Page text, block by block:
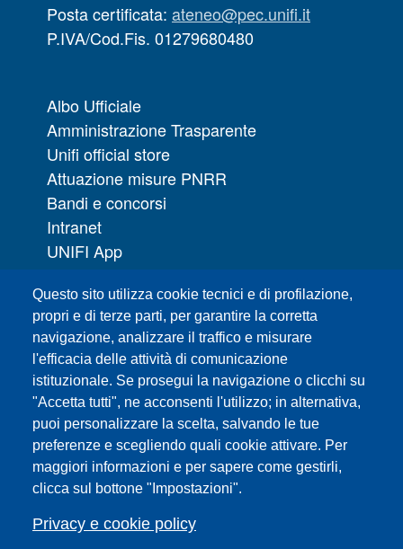
Questo sito utilizza cookie tecnici e di profilazione,
propri e di terze parti, per garantire la corretta
navigazione, analizzare il traffico e misurare
l'efficacia delle attività di comunicazione
istituzionale. Se prosegui la navigazione o clicchi su
"Accetta tutti", ne acconsenti l'utilizzo; in alternativa,
puoi personalizzare la scelta, salvando le tue
preferenze e scegliendo quali cookie attivare. Per
maggiori informazioni e per sapere come gestirli,
clicca sul bottone "Impostazioni".
Privacy e cookie policy
Posta certificata: ateneo@pec.unifi.it
P.IVA/Cod.Fis. 01279680480
Albo Ufficiale
Amministrazione Trasparente
Unifi official store
Attuazione misure PNRR
Bandi e concorsi
Intranet
UNIFI App
URP | Ufficio Relazioni con il Pubblico
Sedi
Mappa del sito
Webmaster e redazione web
Elenco dei siti tematici
Accessibilità
Feed RSS
Note legali del sito
Privacy policy